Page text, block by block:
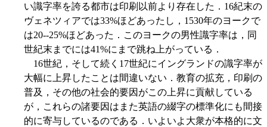
い識字率を誇る都市は印刷以前より存在した．16紀末の
ヴェネツィアでは33%ほどあったし，1530年のヨークで
は20--25%ほどあった．このヨークの男性識字率は，同
世紀末までには41%にまで跳ね上がっている．
16世紀，そして続く17世紀にイングランドの識字率が
大幅に上昇したことは間違いない．教育の拡充，印刷の
普及，その他の社会的要因がこの上昇に貢献している
が，これらの諸要因はまた英語の綴字の標準化にも間接
的に寄与しているのである．いよいよ大衆が本格的に文